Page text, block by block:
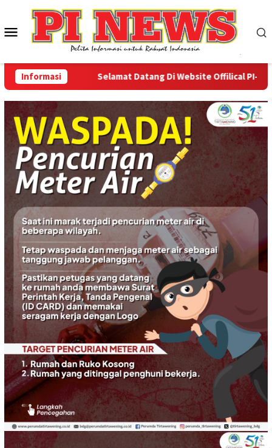
konten
Menu
Mobile
Informasi Selamat Datang Di Website Offilical PI-